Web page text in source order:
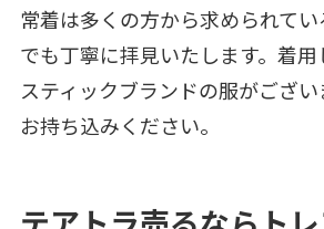
常着は多くの方から求められて
でも丁寧に拝見いたします。着
スティックブランドの服がござ
お持ち込みください。